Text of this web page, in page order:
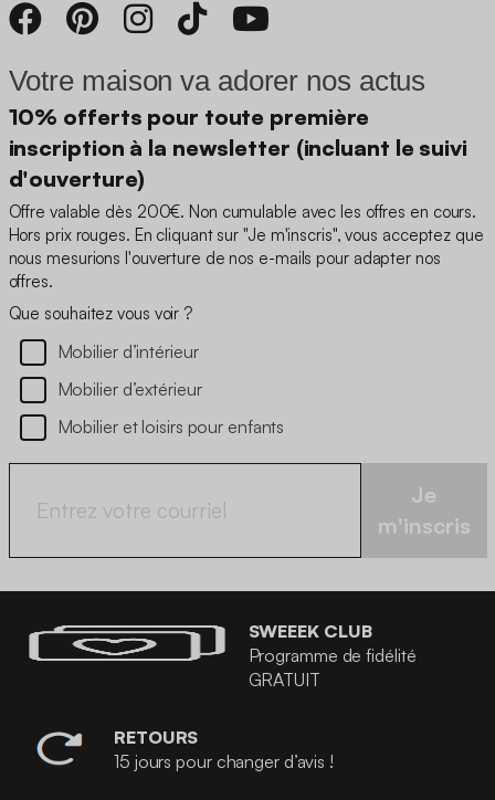
Votre maison va adorer nos actus
10% offerts pour toute première
inscription à la newsletter (incluant le suivi
d'ouverture)
Offre valable dès 200€. Non cumulable avec les offres en cours.
Hors prix rouges. En cliquant sur "Je m'inscris", vous acceptez que
nous mesurions l'ouverture de nos e-mails pour adapter nos
offres.
Que souhaitez vous voir ?
Mobilier d’intérieur
Mobilier d’extérieur
Mobilier et loisirs pour enfants
Je
m'inscris
SWEEEK CLUB
Programme de fidélité
GRATUIT
RETOURS
15 jours pour changer d’avis !